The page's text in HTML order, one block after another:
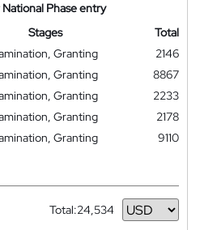
Phase entry
Stages
Total
Granting
2146
Granting
8867
Granting
2233
Granting
2178
Granting
9110
Total:24,534
Currency